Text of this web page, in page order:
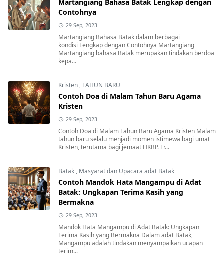
Martangiang Bahasa Batak Lengkap dengan
Contohnya
29 Sep, 2023
Martangiang Bahasa Batak dalam berbagai
kondisi Lengkap dengan Contohnya Martangiang
Martangiang bahasa Batak merupakan tindakan berdoa
kepa...
Kristen ,TAHUN BARU
Contoh Doa di Malam Tahun Baru Agama
Kristen
29 Sep, 2023
Contoh Doa di Malam Tahun Baru Agama Kristen Malam
tahun baru selalu menjadi momen istimewa bagi umat
Kristen, terutama bagi jemaat HKBP. Tr...
Batak , Masyarat dan Upacara adat Batak
Contoh Mandok Hata Mangampu di Adat
Batak: Ungkapan Terima Kasih yang
Bermakna
29 Sep, 2023
Mandok Hata Mangampu di Adat Batak: Ungkapan
Terima Kasih yang Bermakna Dalam adat Batak,
Mangampu adalah tindakan menyampaikan ucapan
terim...